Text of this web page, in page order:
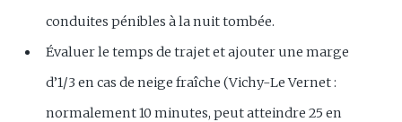
conduites pénibles à la nuit tombée.
Évaluer le temps de trajet et ajouter une marge
d’1/3 en cas de neige fraîche (Vichy-Le Vernet :
normalement 10 minutes, peut atteindre 25 en